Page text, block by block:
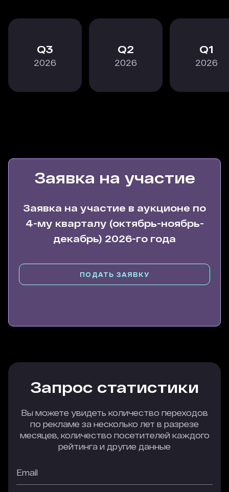
3
2026
2
2026
1
2026
Заявка на участие
Заявка на участие в аукционе по
4-му кварталу (октябрь-ноябрь-
декабрь) 2026-го года
ПОДАТЬ ЗАЯВКУ
Запрос статистики
Вы можете увидеть количество переходов
по рекламе за несколько лет в разрезе
месяцев, количество посетителей каждого
рейтинга и другие данные